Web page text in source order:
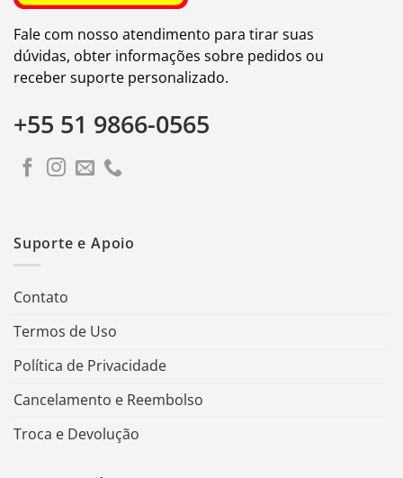
Fale com nosso atendimento para tirar suas
dúvidas, obter informações sobre pedidos ou
receber suporte personalizado.
+55 51 9866-0565
Suporte e Apoio
Contato
Termos de Uso
Política de Privacidade
Cancelamento e Reembolso
Troca e Devolução